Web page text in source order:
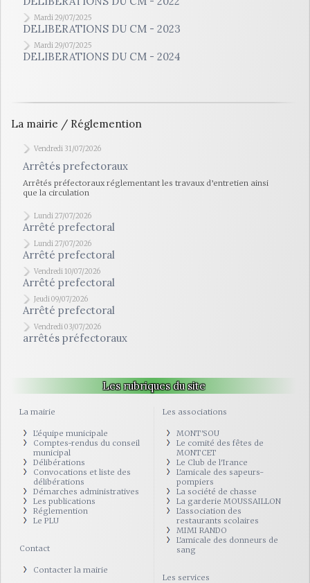
Mardi 29/07/2025
DELIBERATIONS DU CM - 2023
Mardi 29/07/2025
DELIBERATIONS DU CM - 2024
La mairie / Réglemention
Vendredi 31/07/2026
Arrêtés prefectoraux
Arrêtés préfectoraux réglementant les travaux d’entretien ainsi
que la circulation
Lundi 27/07/2026
Arrêté prefectoral
Lundi 27/07/2026
Arrêté prefectoral
Vendredi 10/07/2026
Arrêté prefectoral
Jeudi 09/07/2026
Arrêté prefectoral
Vendredi 03/07/2026
arrêtés préfectoraux
Les rubriques du site
La mairie
L'équipe municipale
Comptes-rendus du conseil
municipal
Délibérations
Convocations et liste des
délibérations
Démarches administratives
Les publications
Réglemention
Le PLU
Contact
Contacter la mairie
Les associations
MONT'SOU
Le comité des fêtes de
MONTCET
Le Club de l'Irance
L'amicale des sapeurs-
pompiers
La société de chasse
La garderie MOUSSAILLON
L'association des
restaurants scolaires
MIMI RANDO
L'amicale des donneurs de
sang
Les services